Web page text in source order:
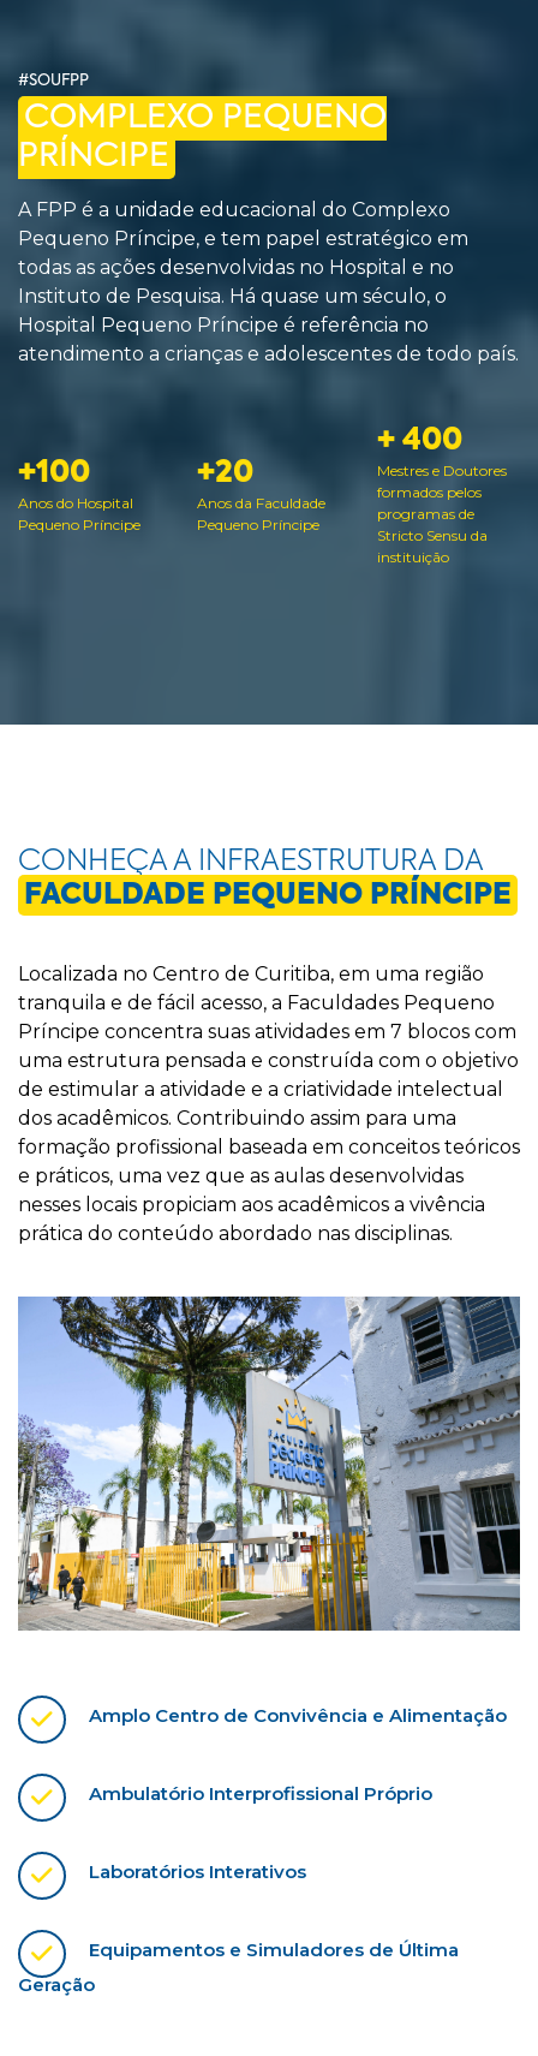
#SOUFPP
COMPLEXO PEQUENO
PRÍNCIPE
A FPP é a unidade educacional do Complexo
Pequeno Príncipe, e tem papel estratégico em
todas as ações desenvolvidas no Hospital e no
Instituto de Pesquisa. Há quase um século, o
Hospital Pequeno Príncipe é referência no
atendimento a crianças e adolescentes de todo país.
+100
Anos do Hospital
Pequeno Príncipe
+20
Anos da Faculdade
Pequeno Príncipe
+ 400
Mestres e Doutores
formados pelos
programas de
Stricto Sensu da
instituição
CONHEÇA A INFRAESTRUTURA DA
FACULDADE PEQUENO PRÍNCIPE
Localizada no Centro de Curitiba, em uma região
tranquila e de fácil acesso, a Faculdades Pequeno
Príncipe concentra suas atividades em 7 blocos com
uma estrutura pensada e construída com o objetivo
de estimular a atividade e a criatividade intelectual
dos acadêmicos. Contribuindo assim para uma
formação profissional baseada em conceitos teóricos
e práticos, uma vez que as aulas desenvolvidas
nesses locais propiciam aos acadêmicos a vivência
prática do conteúdo abordado nas disciplinas.
Amplo Centro de Convivência e Alimentação
Ambulatório Interprofissional Próprio
Laboratórios Interativos
Equipamentos e Simuladores de Última
Geração